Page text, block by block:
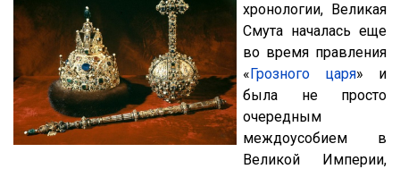
хронологии, Великая
Смута началась еще
во время правления
«Грозного царя» и
была не просто
очередным
междоусобием в
Великой Империи,